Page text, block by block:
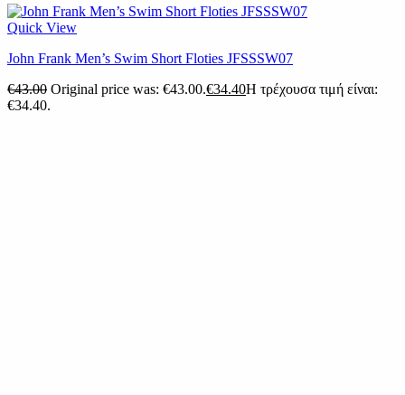
Quick View
John Frank Men’s Swim Short Floties JFSSSW07
€43.00 Original price was: €43.00.€34.40Η τρέχουσα τιμή είναι:
€34.40.